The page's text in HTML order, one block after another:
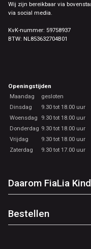
Wij zijn bereikbaar via
via social media.
KvK-nummer: 59758937
BTW: NL853632704B01
Openingstijden
Maandag
gesloten
Dinsdag
9.30 tot 18.00 uur
Woensdag
9.30 tot 18.00 uur
Donderdag 9.30 tot 18.00 uur
Vrijdag
9.30 tot 18.00 uur
Zaterdag
9.30 tot 17.00 uur
Daarom FiaLia
Bestellen